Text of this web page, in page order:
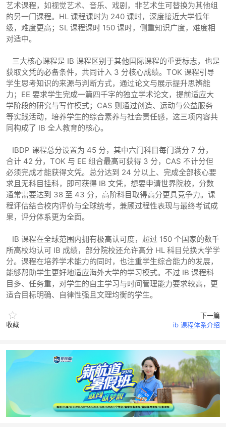
艺术课程，如视觉艺术、音乐、戏剧，非艺术生可替换为其他组
的另一门课程。HL 课程课时为 240 课时，深度接近大学低年
级，难度更高；SL 课程课时 150 课时，侧重知识广度，难度相
对适中。
三大核心课程是 IB 课程区别于其他国际课程的重要标志，也是
获取文凭的必备条件，共同计入 3 分核心成绩。TOK 课程引导
学生思考知识的来源与判断方式，通过论文与展示提升思辨能
力；EE 要求学生完成一篇四千字的独立学术论文，提前适应大
学阶段的研究与写作模式；CAS 则通过创造、运动与公益服务
等实践活动，培养学生的综合素养与社会责任感，这三项内容共
同构成了 IB 全人教育的核心。
IBDP 课程总分设置为 45 分，其中六门科目每门满分 7 分，
合计 42 分，TOK 与 EE 组合最高可获得 3 分，CAS 不计分但
必须完成才能获得文凭。总分达到 24 分以上、完成全部核心要
求且无科目挂科，即可获得 IB 文凭，想要申请世界院校，分数
通常需要达到 38 至 43 分，高阶科目取得高分更具竞争力。课
程评估结合校内评价与全球统考，兼顾过程性表现与最终考试成
果，评分体系更为全面。
IB 课程在全球范围内拥有极高认可度，超过 150 个国家的数千
所高校均认可 IB 成绩，部分院校还允许高分 HL 科目兑换大学学
分。课程在培养学术能力的同时，也注重学生综合能力的发展，
能够帮助学生更好地适应海外大学的学习模式。不过 IB 课程科
目多、任务重，对学生的自主学习与时间管理能力要求较高，更
适合目标明确、自律性强且文理均衡的学生。
收藏
下一篇
ib 课程体系介绍